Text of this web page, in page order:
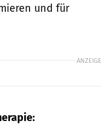
und für
ANZEIGE